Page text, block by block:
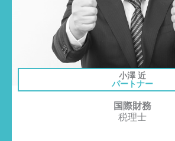
小澤 近
パートナー
国際財務
税理士